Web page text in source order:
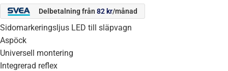
Delbetalning från 82 kr/månad
Sidomarkeringsljus LED till släpvagn
Aspöck
Universell montering
Integrerad reflex